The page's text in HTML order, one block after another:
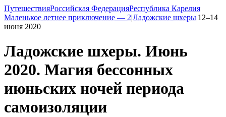
ПутешествияРоссийская ФедерацияРеспублика Карелия
Маленькое летнее приключение — 2|Ладожские шхеры|12–14
июня 2020
Ладожские шхеры. Июнь
2020. Магия бессонных
июньских ночей периода
самоизоляции